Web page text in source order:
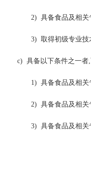
2) 具备食品及相关
3) 取得初级专业技
c)具备以下条件之一者
1) 具备食品及相关
2) 具备食品及相关
3) 具备食品及相关